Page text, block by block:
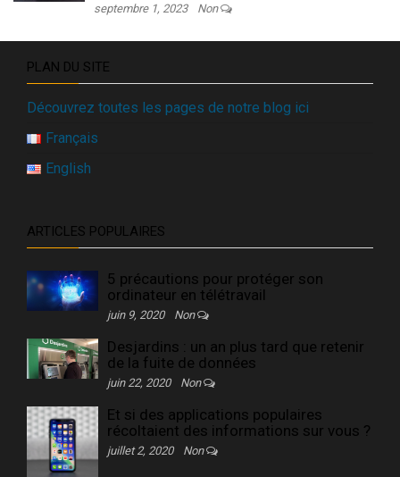
septembre 1, 2023 Non
PLAN DU SITE
Découvrez toutes les pages de notre blog ici
Français
English
ARTICLES POPULAIRES
5 précautions pour protéger son
ordinateur en télétravail
juin 9, 2020 Non
Desjardins : un an plus tard que retenir
de la fuite de données
juin 22, 2020 Non
Et si des applications populaires
récoltaient des informations sur vous ?
juillet 2, 2020 Non